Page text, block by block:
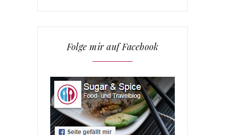
Folge mir auf Facebook